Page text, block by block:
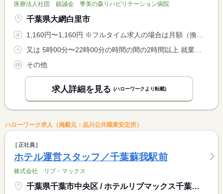
医療法人社団 鎮誠会 季美の森リハビリテーション病院
千葉県大網白里市
1,160円〜1,160円 ※フルタイム求人の場合は月額（換算額）、パート求人の場合は時間額を表示しています。
その他
求人詳細を見る (ハローワークより転載)
ハローワーク求人（掲載元：品川公共職業安定所）
正社員
ホテル運営スタッフ／千葉蘇我駅前
株式会社 リブ・マックス
千葉県千葉市中央区 / ホテルリブマックス千葉蘇我駅前